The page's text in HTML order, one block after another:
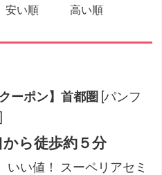
安い順 高い順
ーポン】首都圏 [パンフ
から徒歩約５分
いい値！ スーペリアセミ